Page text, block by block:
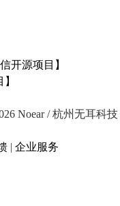
开源项目】
Noear / 杭州无耳科技
| 企业服务